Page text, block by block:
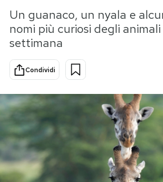
Politica
Tecnologia
Scienza
Economia
Sport
PODCAST
Un guanaco, un nyala e
nomi più curiosi degli
settimana
Condividi